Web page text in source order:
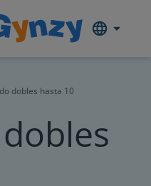
dobles hasta 10